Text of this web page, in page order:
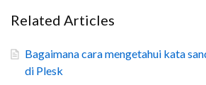
Related Articles
Bagaimana cara mengetahui kata
di Plesk